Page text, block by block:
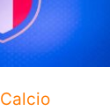
Categorie
Calcio